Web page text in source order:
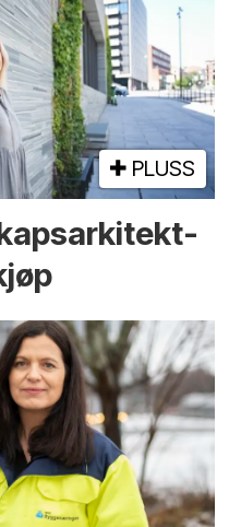
PLUSS